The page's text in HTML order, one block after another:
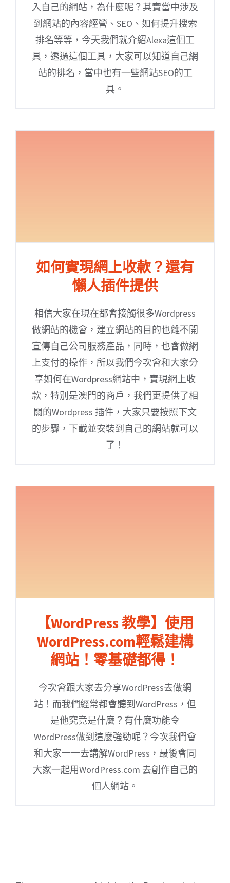
入自己的網站，為什麼呢？其實當中涉及
到網站的內容經營、SEO、如何提升搜索
排名等等，今天我們就介紹Alexa這個工
具，透過這個工具，大家可以知道自己網
站的排名，當中也有一些網站SEO的工
具。
如何實現網上收款？還有
懶人插件提供
相信大家在現在都會接觸很多Wordpress
做網站的機會，建立網站的目的也離不開
宣傳自己公司服務產品，同時，也會做網
上支付的操作，所以我們今次會和大家分
享如何在Wordpress網站中，實現網上收
款，特別是澳門的商戶，我們更提供了相
關的Wordpress 插件，大家只要按照下文
的步驟，下載並安裝到自己的網站就可以
了！
【WordPress 教學】使用
WordPress.com輕鬆建構
網站！零基礎都得！
今次會跟大家去分享WordPress去做網
站！而我們經常都會聽到WordPress，但
是他究竟是什麼？有什麼功能令
WordPress做到這麼強勁呢？今次我們會
和大家一一去講解WordPress，最後會同
大家一起用WordPress.com 去創作自己的
個人網站。